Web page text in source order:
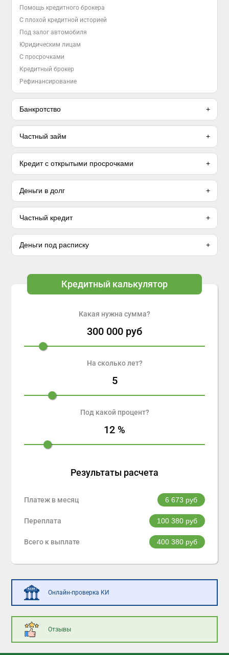
Помощь кредитного брокера
С плохой кредитной историей
Под залог автомобиля
Юридическим лицам
С просрочками
Кредитный брокер
Рефинансирование
Банкротство
Частный займ
Кредит с открытыми просрочками
Деньги в долг
Частный кредит
Деньги под расписку
Кредитный калькулятор
Какая нужна сумма?
300 000 руб
На сколько лет?
5
Под какой процент?
12 %
Результаты расчета
Платеж в месяц 6 673 руб
Переплата 100 380руб
Всего к выплате 400 380руб
Онлайн-проверка КИ
Отзывы